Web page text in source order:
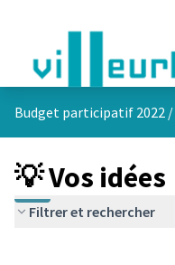
Budget participatif 2022 /
💡 Vos idées
Filtrer et rechercher